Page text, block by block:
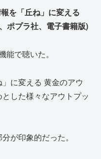
を「丘ね」に変える
ポプラ社、電子書籍版)
で聴いた。
に変える 黄金のアウ
した様々なアウトプッ
が印象的だった。